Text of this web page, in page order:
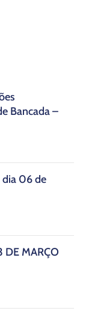
Bancada –
dia 06 de
DE MARÇO